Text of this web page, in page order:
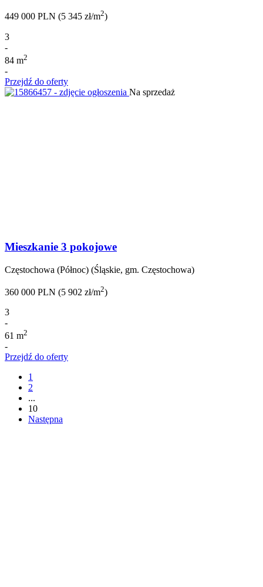
449 000 PLN (5 345 zł/m2)
3
-
84 m2
-
Przejdź do oferty
Na sprzedaż
Mieszkanie 3 pokojowe
Częstochowa (Północ) (Śląskie, gm. Częstochowa)
360 000 PLN (5 902 zł/m2)
3
-
61 m2
-
Przejdź do oferty
1
2
...
10
Następna